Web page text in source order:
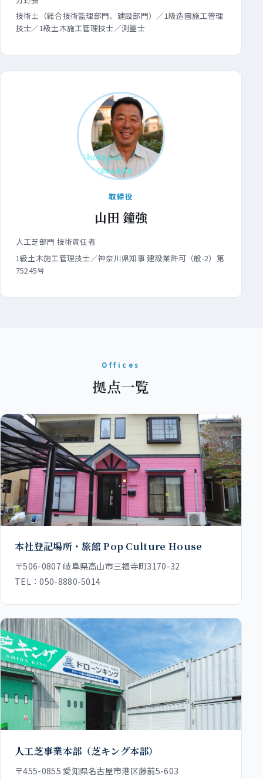
技術士（総合技術監理部門、建設部門）／1級造園施工管理
技士／1級土木施工管理技士／測量士
取締役
山田 鐘強
人工芝部門 技術責任者
1級土木施工管理技士／神奈川県知事 建設業許可（般-2）第
75245号
Offices
拠点一覧
本社登記場所・旅館 Pop Culture House
〒506-0807 岐阜県高山市三福寺町3170-32
TEL：050-8880-5014
人工芝事業本部（芝キング本部）
〒455-0855 愛知県名古屋市港区藤前5-603